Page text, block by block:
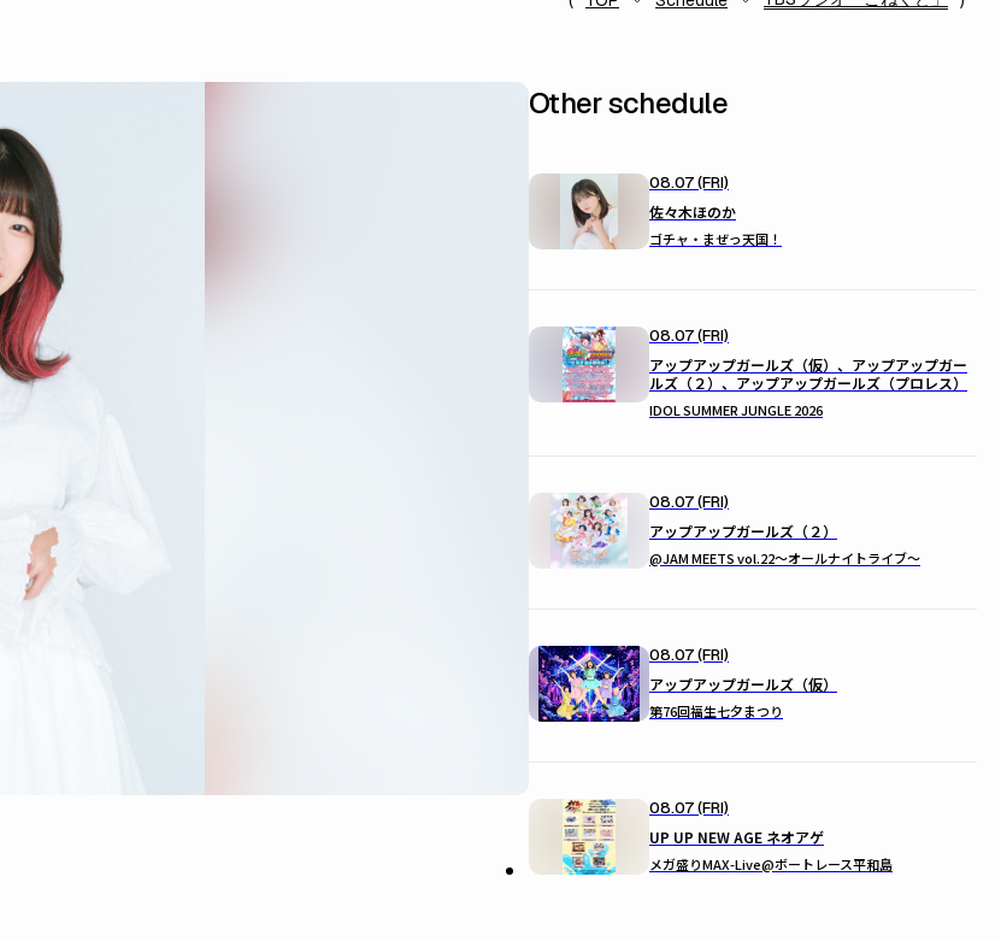
Other schedule
08.07 (FRI)
佐々木ほのか
ゴチャ・まぜっ天国！
08.07 (FRI)
アップアップガールズ（仮）、アップアップガー
ルズ（２）、アップアップガールズ（プロレス）
IDOL SUMMER JUNGLE 2026
08.07 (FRI)
アップアップガールズ（２）
@JAM MEETS vol.22〜オールナイトライブ〜
08.07 (FRI)
アップアップガールズ（仮）
第76回福生七夕まつり
08.07 (FRI)
UP UP NEW AGE ネオアゲ
メガ盛りMAX-Live@ボートレース平和島